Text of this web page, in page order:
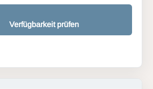
Verfügbarkeit prüfen